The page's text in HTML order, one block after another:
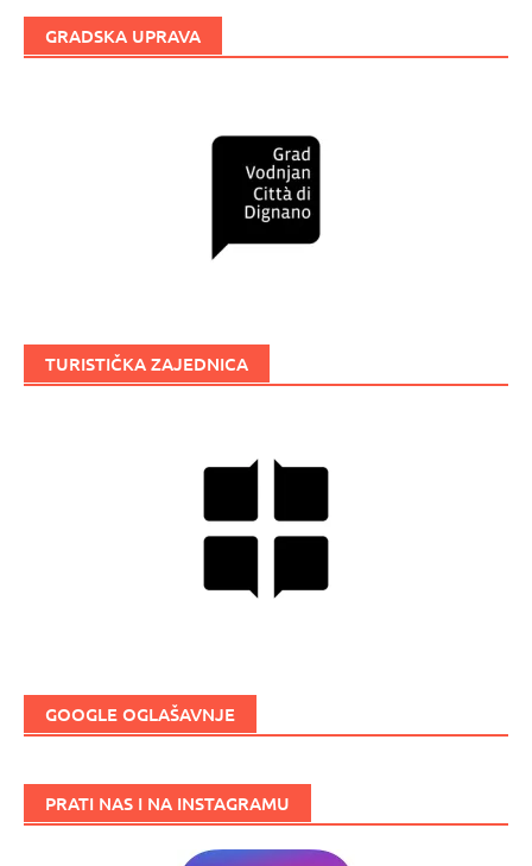
GRADSKA UPRAVA
TURISTIČKA ZAJEDNICA
GOOGLE OGLAŠAVNJE
PRATI NAS I NA INSTAGRAMU